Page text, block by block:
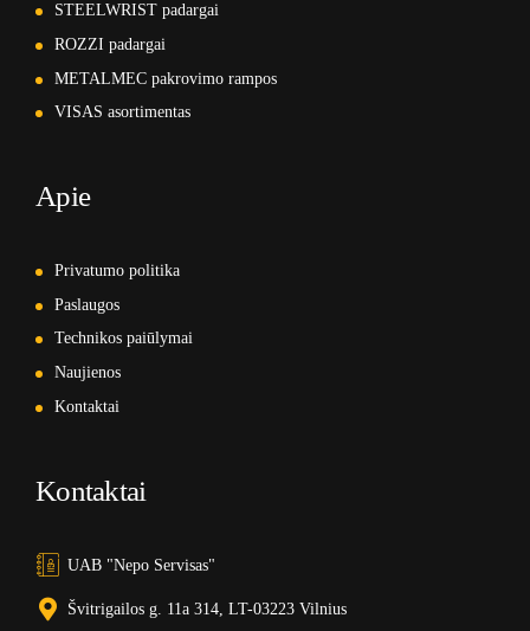
STEELWRIST padargai
ROZZI padargai
METALMEC pakrovimo rampos
VISAS asortimentas
Apie
Privatumo politika
Paslaugos
Technikos paiūlymai
Naujienos
Kontaktai
Kontaktai
UAB "Nepo Servisas"
Švitrigailos g. 11a 314, LT-03223 Vilnius